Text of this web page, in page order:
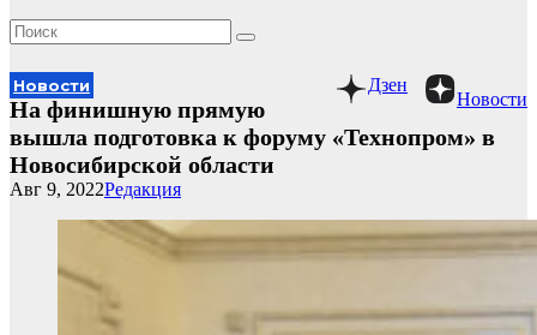
Новости
Дзен
Новости
На финишную прямую
вышла подготовка к форуму «Технопром» в
Новосибирской области
Редакция
Авг 9, 2022